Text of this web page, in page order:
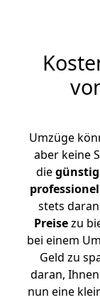
Umzüge
aber keine
die
stets
Preisezu
bei einem
Geld zu
daran,
nun eine